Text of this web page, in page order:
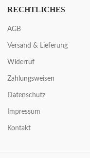
RECHTLICHES
AGB
Versand & Lieferung
Widerruf
Zahlungsweisen
Datenschutz
Impressum
Kontakt